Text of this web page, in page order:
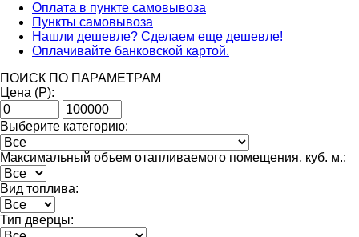
Оплата в пункте самовывоза
Пункты самовывоза
Нашли дешевле? Сделаем еще дешевле!
Оплачивайте банковской картой.
ПОИСК ПО ПАРАМЕТРАМ
Цена (Р):
Выберите категорию:
Максимальный объем отапливаемого помещения, куб. м.:
Вид топлива:
Тип дверцы: